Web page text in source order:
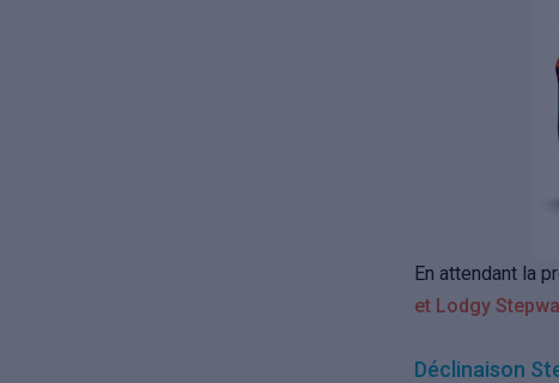
En attendant la
et Lodgy
Déclinaison